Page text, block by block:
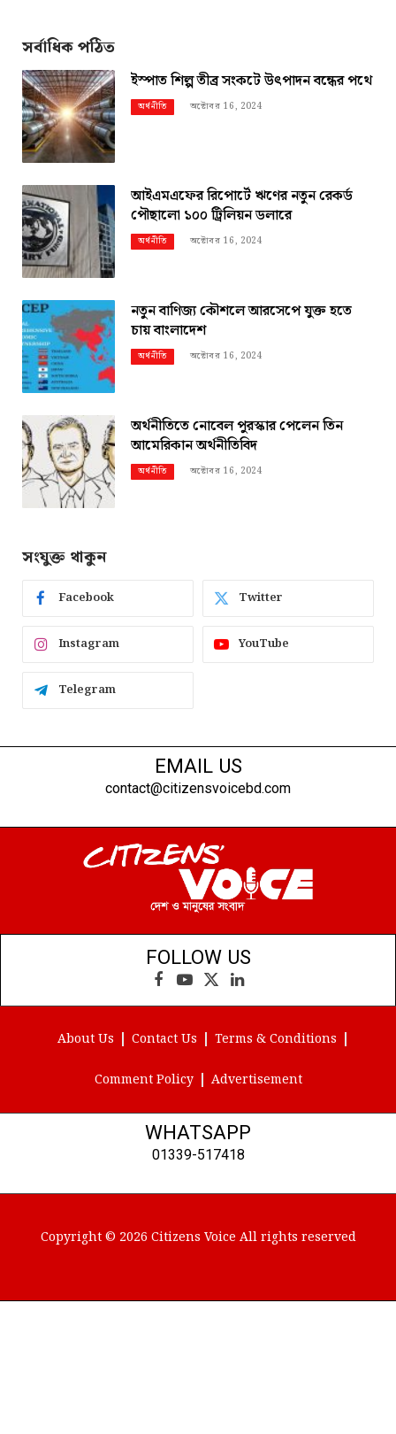
সর্বাধিক পঠিত
ইস্পাত শিল্প তীব্র সংকটে উৎপাদন বন্ধের পথে
অর্থনীতি অক্টোবর 16, 2024
আইএমএফের রিপোর্টে ঋণের নতুন রেকর্ড
পৌছালো ১০০ ট্রিলিয়ন ডলারে
অর্থনীতি অক্টোবর 16, 2024
নতুন বাণিজ্য কৌশলে আরসেপে যুক্ত হতে
চায় বাংলাদেশ
অর্থনীতি অক্টোবর 16, 2024
অর্থনীতিতে নোবেল পুরস্কার পেলেন তিন
আমেরিকান অর্থনীতিবিদ
অর্থনীতি অক্টোবর 16, 2024
সংযুক্ত থাকুন
Facebook Twitter
Instagram YouTube
Telegram
EMAIL US
contact@citizensvoicebd.com
FOLLOW US
Facebook
YouTube
X
(Twitter)
LinkedIn
About Us Contact Us Terms & Conditions
Comment Policy Advertisement
WHATSAPP
01339-517418
Copyright © 2026 Citizens Voice All rights reserved